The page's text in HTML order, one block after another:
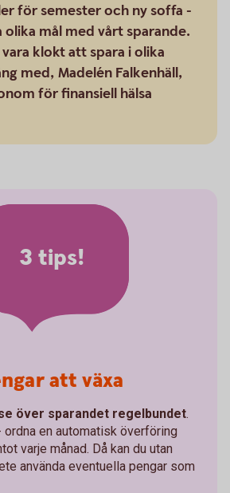
för semester och ny soffa -
mål med vårt sparande.
klokt att spara i olika
med, Madelén Falkenhäll,
för finansiell hälsa
3 tips!
att växa
över sparandet regelbundet.
ordna en automatisk överföring
varje månad. Då kan du utan
använda eventuella pengar som